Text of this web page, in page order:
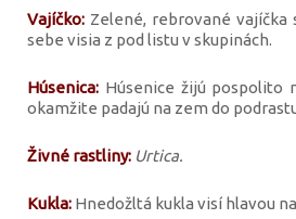
Vajíčko: Zelené, rebrované
sebe visia z pod listu v skupinách.
Húsenica: Húsenice žijú pospolito
okamžite padajú na zem do
Živné rastliny: Urtica.
Kukla: Hnedožltá kukla visí hlavou